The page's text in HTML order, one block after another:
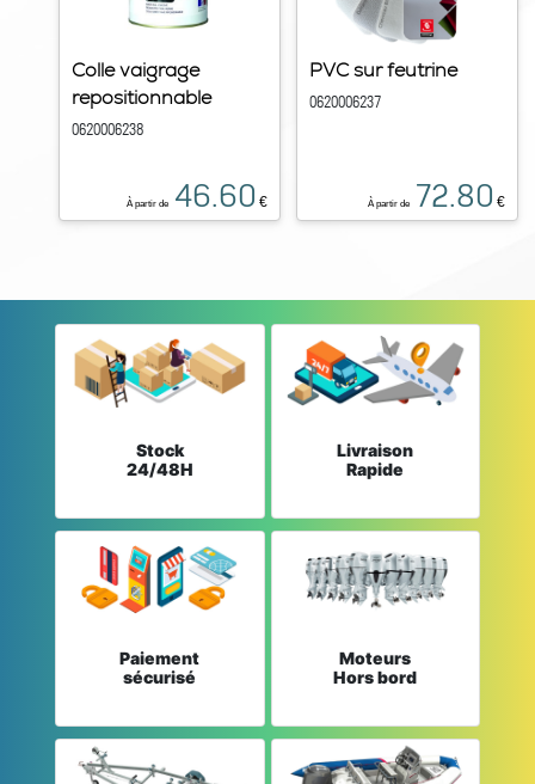
Colle vaigrage
repositionnable
0620006238
À partir de 46.60 €
PVC sur feutrine
0620006237
À partir de 72.80 €
Stock
24/48H
Livraison
Rapide
Paiement
sécurisé
Moteurs
Hors bord